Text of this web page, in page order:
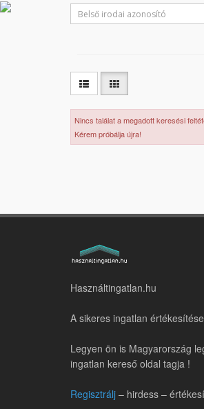
Nincs találat a megadott keresési
Kérem próbálja újra!
Használtingatlan.hu
A sikeres ingatlan
Legyen ön is Magyarország
ingatlan kereső oldal tagja !
Regisztrálj – hirdess –